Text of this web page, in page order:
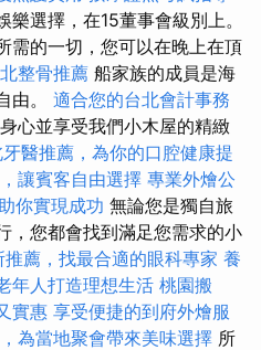
選擇，在15董事會級別上。
需的一切，您可以在晚上在頂
整骨推薦 船家族的成員是海
由。 適合您的台北會計事務
心並享受我們小木屋的精緻
醫推薦，為你的口腔健康提
讓賓客自由選擇 專業外燴公
你實現成功 無論您是獨自旅
，您都會找到滿足您需求的小
推薦，找最合適的眼科專家 養
年人打造理想生活 桃園搬
實惠 享受便捷的到府外燴服
為當地聚會帶來美味選擇 所